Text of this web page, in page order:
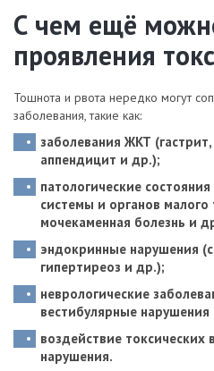
С чем ещё
проявления
Тошнота и рвота нередко могут
заболевания, такие как:
заболевания ЖКТ
аппендицит и др.);
патологические
системы и органов
мочекаменная болезнь и
эндокринные нарушения
гипертиреоз и др.);
неврологические
вестибулярные нарушения
воздействие токсических
нарушения.